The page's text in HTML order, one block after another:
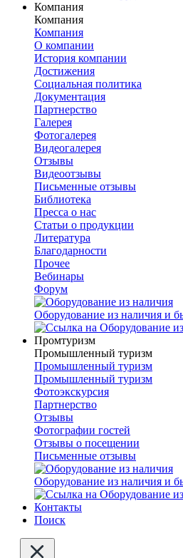
Компания
Компания
Компания
О компании
История компании
Достижения
Социальная политика
Документация
Партнерство
Галерея
Фотогалерея
Видеогалерея
Отзывы
Видеоотзывы
Письменные отзывы
Библиотека
Пресса о нас
Статьи о продукции
Литература
Благодарности
Прочее
Вебинары
Форум
Оборудование из наличия и
Промтуризм
Промышленный туризм
Промышленный туризм
Промышленный туризм
Фотоэкскурсия
Партнерство
Отзывы
Фотографии гостей
Отзывы о посещении
Письменные отзывы
Оборудование из наличия и
Контакты
Поиск